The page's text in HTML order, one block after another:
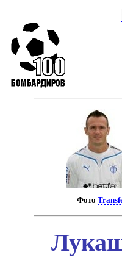
Фото